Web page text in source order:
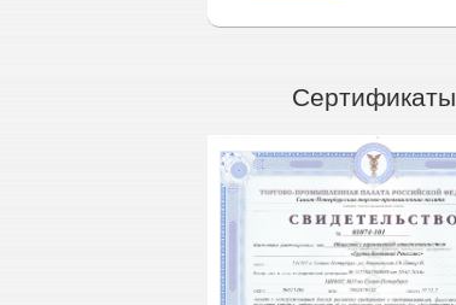
Сертификаты